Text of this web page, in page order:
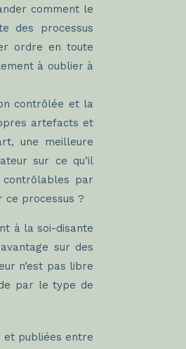
comment le
des processus
ordre en toute
à oublier à
contrôlée et la
artefacts et
une meilleure
sur ce qu’il
contrôlables par
ce processus ?
à la soi-disante
sur des
n’est pas libre
par le type de
et publiées entre